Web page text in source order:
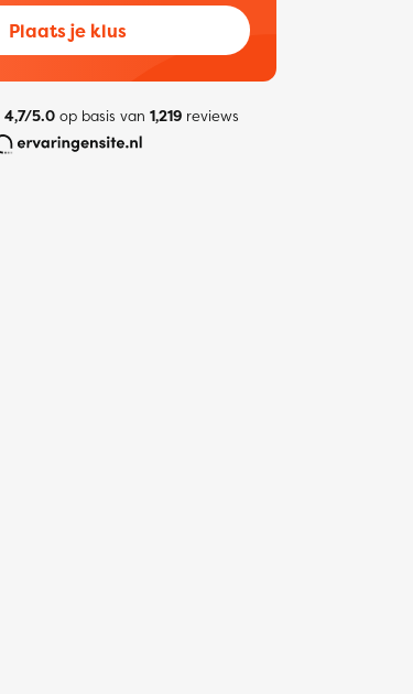
Plaats je klus
4,7/5.0op basis van 1,219reviews